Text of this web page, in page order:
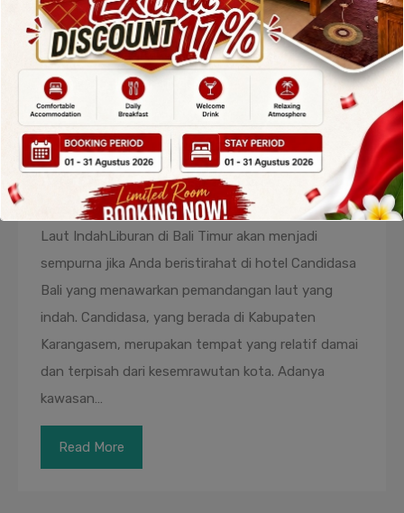
Hotel Candidasa Bali: Resort & Spa
dengan Laut Indah
Byadmin Posted inBlogOnJune 12, 2025
Hotel Candidasa Bali: Resort & Spa dengan Laut
Indah Hotel Candidasa Bali: Resort & Spa dengan
Laut IndahLiburan di Bali Timur akan menjadi
sempurna jika Anda beristirahat di hotel Candidasa
Bali yang menawarkan pemandangan laut yang
indah. Candidasa, yang berada di Kabupaten
Karangasem, merupakan tempat yang relatif damai
dan terpisah dari kesemrawutan kota. Adanya
kawasan…
Read More